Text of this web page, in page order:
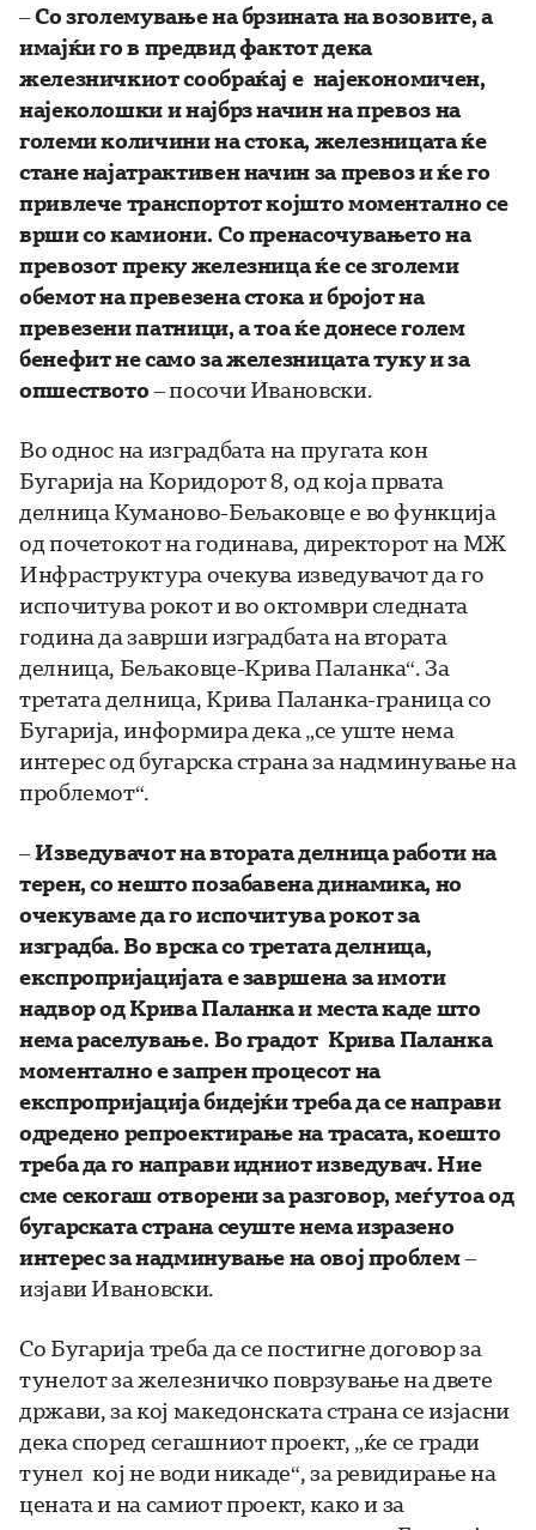
–Со зголемување на брзината на возовите, а
имајќи го в предвид фактот дека
железничкиот сообраќај е најекономичен,
најеколошки и најбрз начин на превоз на
големи количини на стока, железницата ќе
стане најатрактивен начин за превоз и ќе го
привлече транспортот којшто моментално се
врши со камиони. Со пренасочувањето на
превозот преку железница ќе се зголеми
обемот на превезена стока и бројот на
превезени патници, а тоа ќе донесе голем
бенефит не само за железницата туку и за
опшеството– посочи Ивановски.
Во однос на изградбата на пругата кон
Бугарија на Коридорот 8, од која првата
делница Куманово-Бељаковце е во функција
од почетокот на годинава, директорот на МЖ
Инфраструктура очекува изведувачот да го
испочитува рокот и во октомври следната
година да заврши изградбата на втората
делница, Бељаковце-Крива Паланка“. За
третата делница, Крива Паланка-граница со
Бугарија, информира дека „се уште нема
интерес од бугарска страна за надминување на
проблемот“.
–Изведувачот на втората делница работи на
терен, со нешто позабавена динамика, но
очекуваме да го испочитува рокот за
изградба. Во врска со третата делница,
експропријацијата е завршена за имоти
надвор од Крива Паланка и места каде што
нема раселување. Во градот Крива Паланка
моментално е запрен процесот на
експропријација бидејќи треба да се направи
одредено репроектирање на трасата, коешто
треба да го направи идниот изведувач. Ние
сме секогаш отворени за разговор, меѓутоа од
бугарската страна сеуште нема изразено
интерес за надминување на овој проблем–
изјави Ивановски.
Со Бугарија треба да се постигне договор за
тунелот за железничко поврзување на двете
држави, за кој македонската страна се изјасни
дека според сегашниот проект, „ќе се гради
тунел кој не води никаде“, за ревидирање на
цената и на самиот проект, како и за